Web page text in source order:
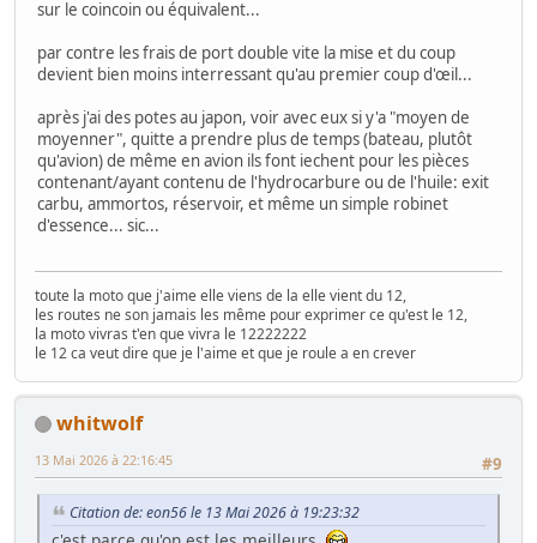
sur le coincoin ou équivalent...
par contre les frais de port double vite la mise et du coup
devient bien moins interressant qu'au premier coup d'œil...
après j'ai des potes au japon, voir avec eux si y'a "moyen de
moyenner", quitte a prendre plus de temps (bateau, plutôt
qu'avion) de même en avion ils font iechent pour les pièces
contenant/ayant contenu de l'hydrocarbure ou de l'huile: exit
carbu, ammortos, réservoir, et même un simple robinet
d'essence... sic...
toute la moto que j'aime elle viens de la elle vient du 12,
les routes ne son jamais les même pour exprimer ce qu'est le 12,
la moto vivras t'en que vivra le 12222222
le 12 ca veut dire que je l'aime et que je roule a en crever
whitwolf
#9
13 Mai 2026 à 22:16:45
Citation de: eon56 le 13 Mai 2026 à 19:23:32